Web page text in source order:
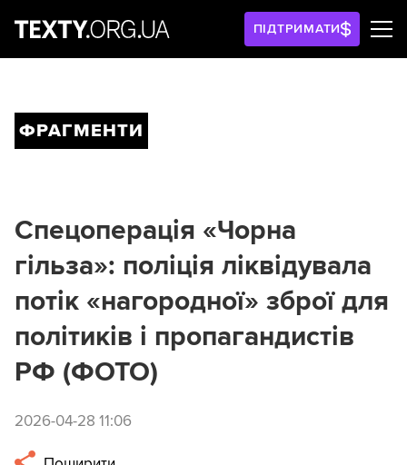
ПІДТРИМАТИ
ФРАГМЕНТИ
Спецоперація «Чорна
гільза»: поліція ліквідувала
потік «нагородної» зброї для
політиків і пропагандистів
РФ (ФОТО)
2026-04-28 11:06